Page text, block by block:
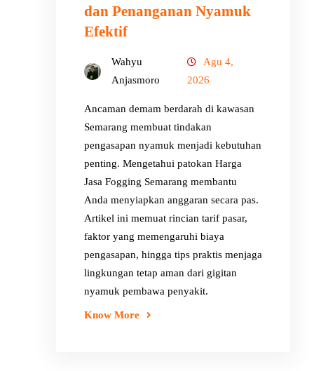
dan Penanganan Nyamuk
Efektif
Wahyu
Anjasmoro
Agu 4,
2026
Ancaman demam berdarah di kawasan
Semarang membuat tindakan
pengasapan nyamuk menjadi kebutuhan
penting. Mengetahui patokan Harga
Jasa Fogging Semarang membantu
Anda menyiapkan anggaran secara pas.
Artikel ini memuat rincian tarif pasar,
faktor yang memengaruhi biaya
pengasapan, hingga tips praktis menjaga
lingkungan tetap aman dari gigitan
nyamuk pembawa penyakit.
Know More